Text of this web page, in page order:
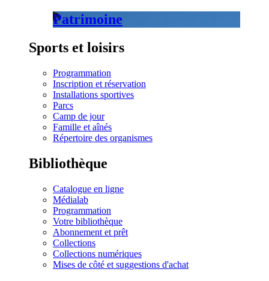
Patrimoine
Sports et loisirs
Programmation
Inscription et réservation
Installations sportives
Parcs
Camp de jour
Famille et aînés
Répertoire des organismes
Bibliothèque
Catalogue en ligne
Médialab
Programmation
Votre bibliothèque
Abonnement et prêt
Collections
Collections numériques
Mises de côté et suggestions d'achat